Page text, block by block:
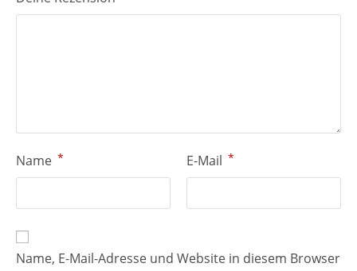
Name * E-Mail *
Name, E-Mail-Adresse und Website in diesem Browser